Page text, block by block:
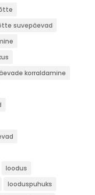
suvepäevad
korraldamine
loodus
looduspuhuks